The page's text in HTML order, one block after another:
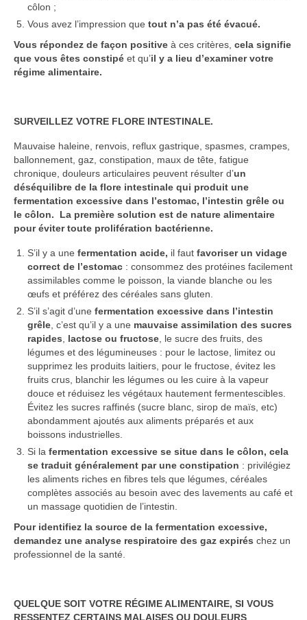
côlon ;
Vous avez l’impression que tout n’a pas été évacué.
Vous répondez de façon positive à ces critères, cela signifie
que vous êtes constipé et qu’il y a lieu d’examiner votre
régime alimentaire.
SURVEILLEZ VOTRE FLORE INTESTINALE.
Mauvaise haleine, renvois, reflux gastrique, spasmes, crampes,
ballonnement, gaz, constipation, maux de tête, fatigue
chronique, douleurs articulaires peuvent résulter d’un
déséquilibre de la flore intestinale qui produit une
fermentation excessive dans l’estomac, l’intestin grêle ou
le côlon.
La première solution est de nature alimentaire
pour éviter toute prolifération bactérienne.
S’il y a une fermentation acide, il faut favoriser un vidage
correct de l’estomac : consommez des protéines facilement
assimilables comme le poisson, la viande blanche ou les
œufs et préférez des céréales sans gluten.
S’il s’agit d’une fermentation excessive dans l’intestin
grêle , c’est qu’il y a une mauvaise assimilation des sucres
rapides
lactose ou fructose , le sucre des fruits, des
légumes et des légumineuses : pour le lactose, limitez ou
supprimez les produits laitiers, pour le fructose, évitez les
fruits crus, blanchir les légumes ou les cuire à la vapeur
douce et réduisez les végétaux hautement fermentescibles.
Évitez les sucres raffinés (sucre blanc, sirop de maïs, etc)
abondamment ajoutés aux aliments préparés et aux
boissons industrielles.
Si la fermentation excessive se situe dans le côlon, cela
se traduit généralement par une constipation : privilégiez
les aliments riches en fibres tels que légumes, céréales
complètes associés au besoin avec des lavements au café et
un massage quotidien de l’intestin.
Pour identifiez la source de la fermentation excessive,
demandez une analyse respiratoire des gaz expirés chez un
professionnel de la santé.
QUELQUE SOIT VOTRE RÉGIME ALIMENTAIRE, SI VOUS
RESSENTEZ CERTAINS MALAISES OU DOULEURS